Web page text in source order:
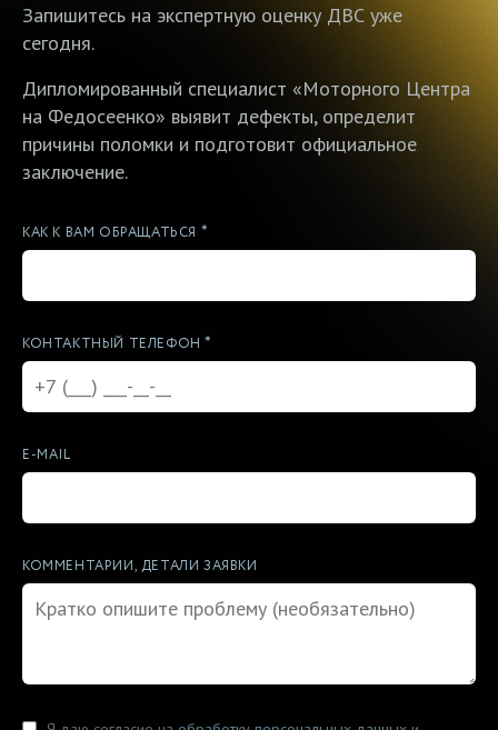
Запишитесь на экспертную оценку ДВС уже
сегодня.
Дипломированный специалист «Моторного Центра
на Федосеенко» выявит дефекты, определит
причины поломки и подготовит официальное
заключение.
КАК К ВАМ ОБРАЩАТЬСЯ *
КОНТАКТНЫЙ ТЕЛЕФОН*
E-MAIL
КОММЕНТАРИИ, ДЕТАЛИ ЗАЯВКИ